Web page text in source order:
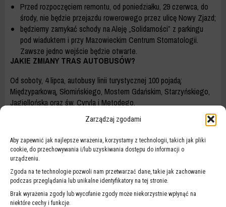
Zarządzaj zgodami
Aby zapewnić jak najlepsze wrażenia, korzystamy z technologii, takich jak pliki
cookie, do przechowywania i/lub uzyskiwania dostępu do informacji o
urządzeniu.
Zgoda na te technologie pozwoli nam przetwarzać dane, takie jak zachowanie
podczas przeglądania lub unikalne identyfikatory na tej stronie.
Brak wyrażenia zgody lub wycofanie zgody może niekorzystnie wpłynąć na
niektóre cechy i funkcje.
Przed rozpoczęciem remontu, od poniedziałku, 29 czerwca, do
środy, nie będzie przejazdu rowerowego przez ulicę Nowy Zjazd;
będziemy zamykać schody na Aleję „Solidarności” z parkingu
pod wiaduktem i przy Mazowieckim Centrum Stomatologii.
Zawsze jedno wejście będzie otwarte.
JAKIE ZMIANY TRAS AUTOBUSÓW?
Od soboty, 4 lipca, autobusy linii turystycznej 100 pojadą:
Międzyparkową, Słomińskiego, Mostem Gdańskim, Starzyńskiego,
Jagiellońską oraz św. Cyryla i Metodego.
Więcej informacji na temat zmienionej trasy autobusu na
NA SKRÓTY